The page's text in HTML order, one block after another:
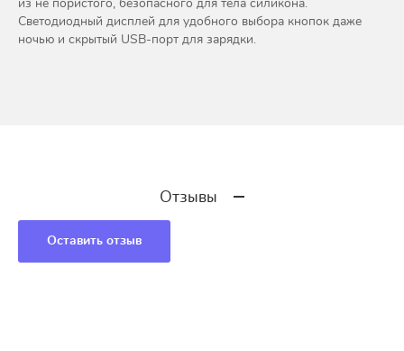
из не пористого, безопасного для тела силикона.
Светодиодный дисплей для удобного выбора кнопок даже
ночью и скрытый USB-порт для зарядки.
Отзывы
Оставить отзыв